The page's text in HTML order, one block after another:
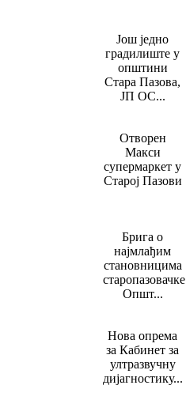
Још једно
градилиште у
општини
Стара Пазова,
ЈП ОС...
Отворен
Макси
супермаркет у
Старој Пазови
Брига о
најмлађим
становницима
старопазовачке
Општ...
Нова опрема
за Кабинет за
ултразвучну
дијагностику...